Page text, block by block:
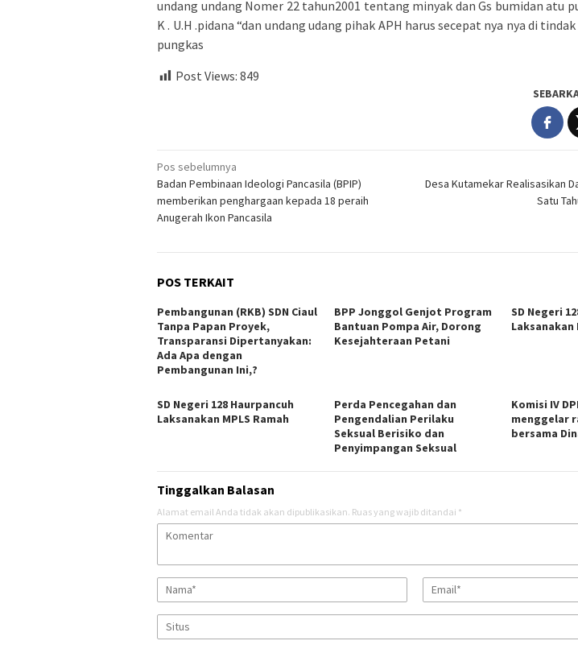
undang undang Nomer 22 tahun2001 tentang minyak dan Gs bumidan atu
K . U.H .pidana “dan undang udang pihak APH harus secepat nya nya di
pungkas
Post Views: 849
Navigasi
pos
Pos sebelumnya
Badan Pembinaan Ideologi Pancasila (BPIP)
memberikan penghargaan kepada 18 peraih
Anugerah Ikon Pancasila
Desa Kutamekar Realisasikan
Satu
POS TERKAIT
Pembangunan (RKB) SDN Ciaul
Tanpa Papan Proyek,
Transparansi Dipertanyakan:
Ada Apa dengan
Pembangunan Ini,?
BPP Jonggol Genjot Program
Bantuan Pompa Air, Dorong
Kesejahteraan Petani
SD Negeri
Laksanakan
SD Negeri 128 Haurpancuh
Laksanakan MPLS Ramah
Perda Pencegahan dan
Pengendalian Perilaku
Seksual Berisiko dan
Penyimpangan Seksual
Komisi IV
menggelar
bersama
Tinggalkan Balasan
Alamat email Anda tidak akan dipublikasikan. Ruas yang wajib ditandai *